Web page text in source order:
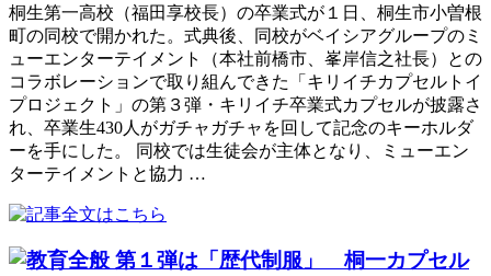
桐生第一高校（福田享校長）の卒業式が１日、桐生市小曽根
町の同校で開かれた。式典後、同校がベイシアグループのミ
ューエンターテイメント（本社前橋市、峯岸信之社長）との
コラボレーションで取り組んできた「キリイチカプセルトイ
プロジェクト」の第３弾・キリイチ卒業式カプセルが披露さ
れ、卒業生430人がガチャガチャを回して記念のキーホルダ
ーを手にした。 同校では生徒会が主体となり、ミューエン
ターテイメントと協力 …
第１弾は「歴代制服」 桐一カプセル